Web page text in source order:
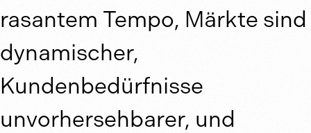
rasantem Tempo, Märkte sind
dynamischer,
Kundenbedürfnisse
unvorhersehbarer, und